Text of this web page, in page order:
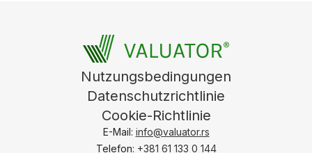
Nutzungsbedingungen
Datenschutzrichtlinie
Cookie-Richtlinie
E-Mail: info@valuator.rs
Telefon: +381 61 133 0 144